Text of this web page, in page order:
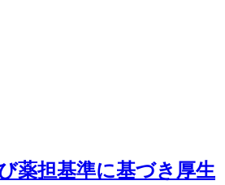
薬担基準に基づき厚生